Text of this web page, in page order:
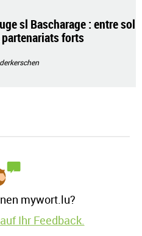
sl Bascharage : entre sol
forts
mywort.lu?
Ihr Feedback.